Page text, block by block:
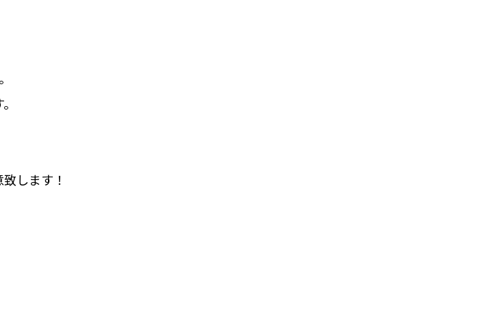
します！